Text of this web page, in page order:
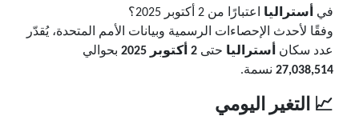
في أستراليا اعتبارًا من 2 أكتوبر 2025؟
وفقًا لأحدث الإحصاءات الرسمية وبيانات الأمم المتحدة، يُقدّر
عدد سكان
أستراليا حتى 2 أكتوبر 2025
بحوالي
27,038,514 نسمة.
📈 التغير اليومي